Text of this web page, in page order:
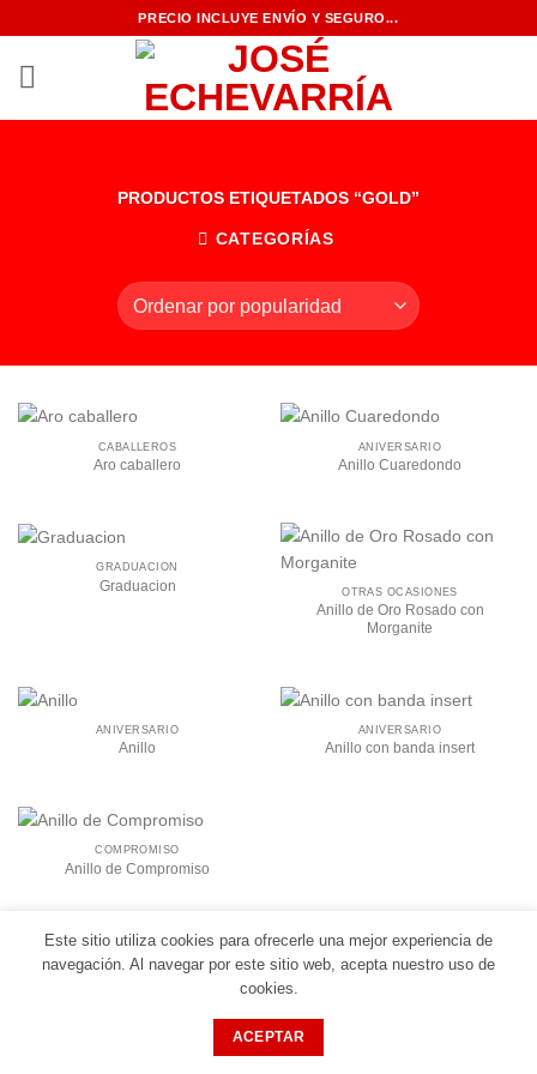
al
contenido
PRECIO INCLUYE ENVÍO Y SEGURO...
PRODUCTOS ETIQUETADOS “GOLD”
CATEGORÍAS
CABALLEROS
Aro caballero
ANIVERSARIO
Anillo Cuaredondo
GRADUACIÓN
Graduacion OTRAS OCASIONES
Anillo de Oro Rosado con
Morganite
ANIVERSARIO
Anillo
ANIVERSARIO
Anillo con banda insert
COMPROMISO
Anillo de Compromiso
COLECCIÓN
José Echevarría Diseñador
Este sitio utiliza cookies para ofrecerle una mejor experiencia de
navegación. Al navegar por este sitio web, acepta nuestro uso de
cookies.
ACEPTAR